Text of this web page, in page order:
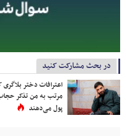
در بحث مشارکت کنید
اعترافات دختر
مرتب به من تذکر
پول می‌دهند